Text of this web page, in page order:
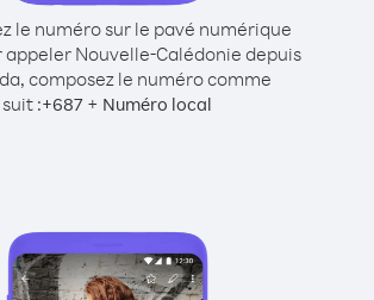
le numéro sur le pavé numérique
appeler Nouvelle-Calédonie depuis
composez le numéro comme
suit :+687 + Numéro local